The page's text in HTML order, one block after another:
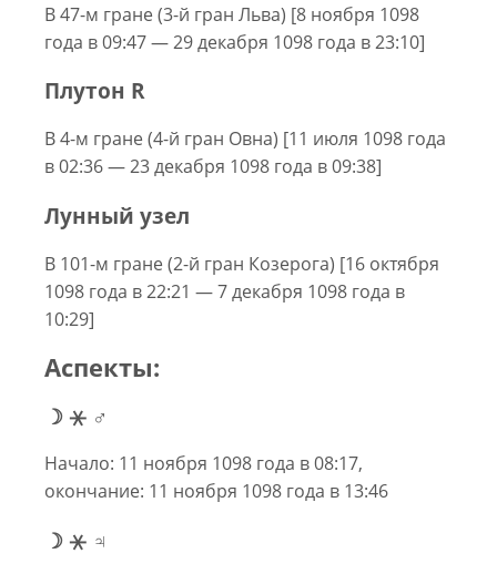
В 47-м гране (3-й гран Льва) [8 ноября 1098
года в 09:47 — 29 декабря 1098 года в 23:10]
Плутон R
В 4-м гране (4-й гран Овна) [11 июля 1098 года
в 02:36 — 23 декабря 1098 года в 09:38]
Лунный узел
В 101-м гране (2-й гран Козерога) [16 октября
1098 года в 22:21 — 7 декабря 1098 года в
10:29]
Аспекты:
☽ ⚹ ♂
Начало: 11 ноября 1098 года в 08:17,
окончание: 11 ноября 1098 года в 13:46
☽ ⚹ ♃